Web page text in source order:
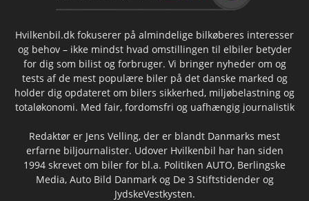
Hvilkenbil.dk fokuserer på almindelige bilkøberes interesser
og behov – ikke mindst hvad omstillingen til elbiler betyder
for dig som bilist og forbruger. Vi bringer nyheder om og
tests af de mest populære biler på det danske marked og
holder dig opdateret om bilers sikkerhed, miljøbelastning og
totaløkonomi. Med fair, fordomsfri og uafhængig journalistik
Redaktør er Jens Velling, der er blandt Danmarks mest
erfarne biljournalister. Udover Hvilkenbil har han siden
1994 skrevet om biler for bl.a. Politiken AUTO, Berlingske
Media, Auto Bild Danmark og De 3 Stiftstidender og
JydskeVestkysten.